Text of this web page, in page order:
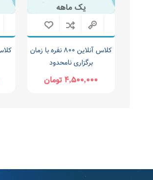
کلاس آنلاین ۸۰۰ نفره با زمان
برگزاری نامحدود
۴,۵۰۰,۰۰۰ تومان